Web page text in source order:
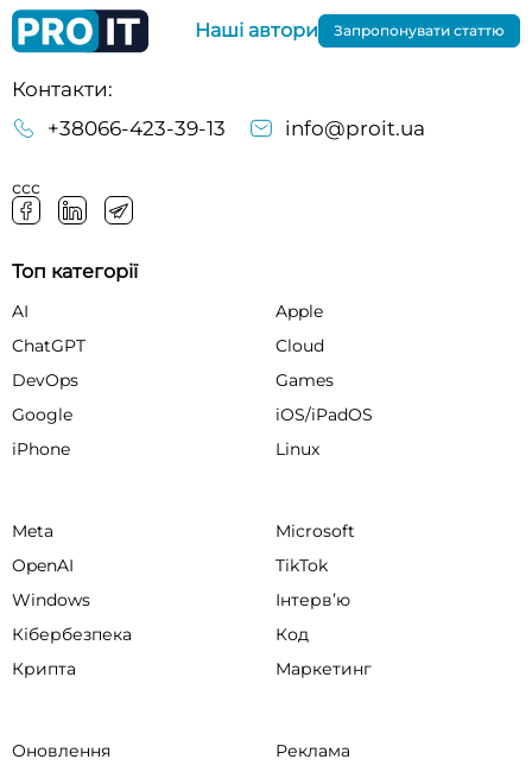
Контакти:
+38066-423-39-13
info@proit.ua
ссс
Наші автори Запропонувати статтю
Топ категорії
AI
Apple
ChatGPT
Cloud
DevOps
Games
Google
iOS/iPadOS
iPhone
Linux
Meta
Microsoft
OpenAI
TikTok
Windows
Інтервʼю
Кібербезпека
Код
Крипта
Маркетинг
Оновлення
Реклама